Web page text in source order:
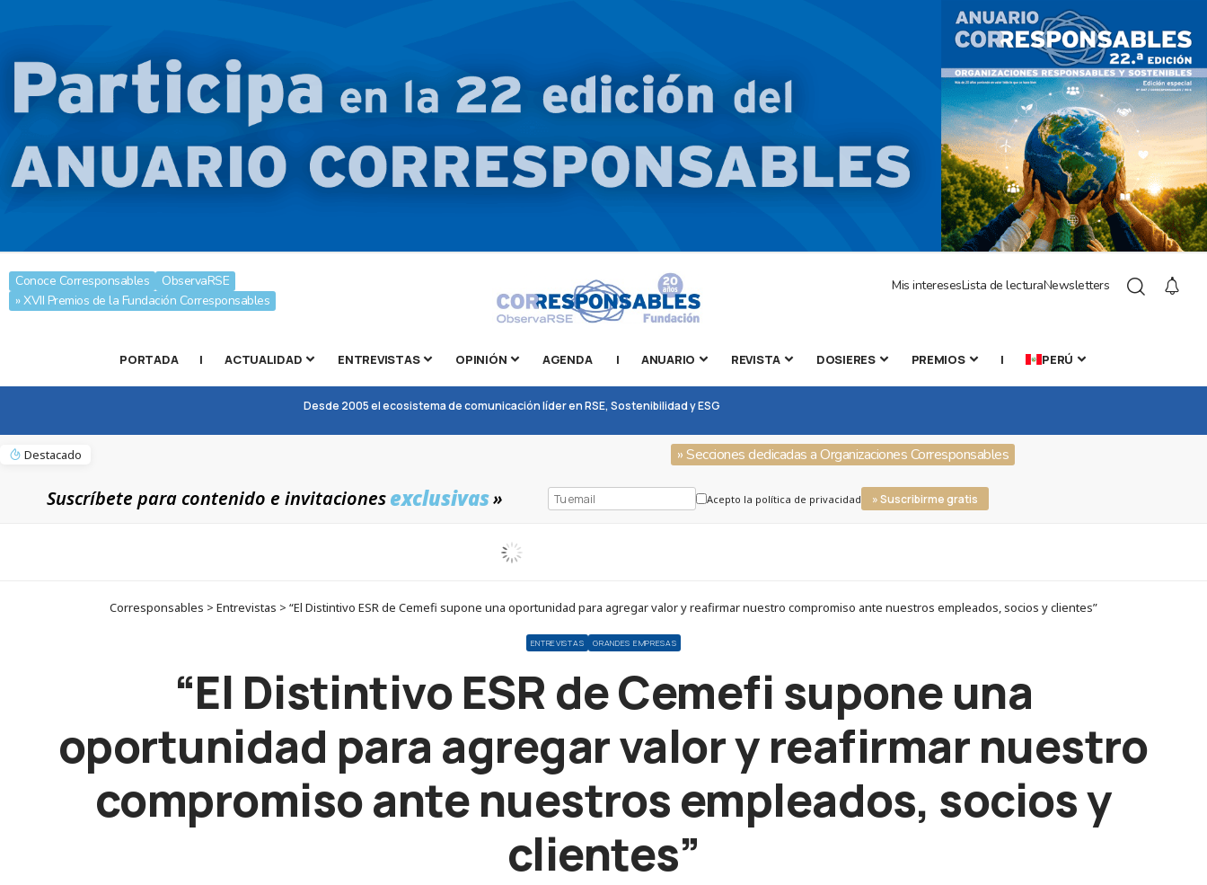
Conoce Corresponsables
ObservaRSE
» XVII Premios de la Fundación Corresponsables
Mis interesesLista de lecturaNewsletters
PORTADA | ACTUALIDAD ENTREVISTAS OPINIÓN AGENDA | ANUARIO REVISTA DOSIERES PREMIOS | PERÚ
Desde 2005 el ecosistema de comunicación líder en RSE, Sostenibilidad y ESG
Destacado » Secciones dedicadas a Organizaciones Corresponsables
Suscríbete para contenido e invitacionesexclusivas» Acepto la política de privacidad » Suscribirme gratis
Corresponsables > Entrevistas > “El Distintivo ESR de Cemefi supone una oportunidad para agregar valor y reafirmar nuestro compromiso ante nuestros empleados, socios y clientes”
ENTREVISTAS GRANDES EMPRESAS
“El Distintivo ESR de Cemefi supone una
oportunidad para agregar valor y reafirmar nuestro
compromiso ante nuestros empleados, socios y
clientes”